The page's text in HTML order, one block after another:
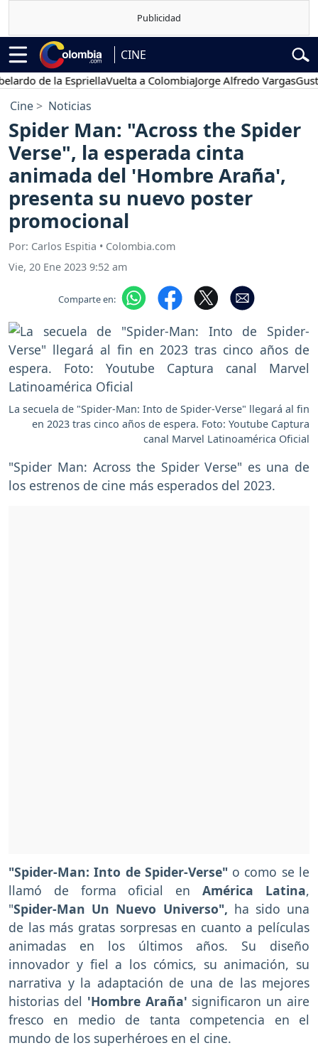
CINE
de la EspriellaVuelta a ColombiaJorge Alfredo VargasGustavo
Cine Noticias
Spider Man: "Across the Spider
Verse", la esperada cinta
animada del 'Hombre Araña',
presenta su nuevo poster
promocional
Por: Carlos Espitia • Colombia.com
Vie, 20 Ene 2023 9:52 am
Comparte en:
La secuela de "Spider-Man: Into de Spider-Verse" llegará al fin
en 2023 tras cinco años de espera. Foto: Youtube Captura
canal Marvel Latinoamérica Oficial
"Spider Man: Across the Spider Verse" es una de
los estrenos de cine más esperados del 2023.
"Spider-Man: Into de Spider-Verse" o como se le
llamó de forma oficial enAmérica Latina,
"Spider-Man Un Nuevo Universo", ha sido una
de las más gratas sorpresas en cuanto a películas
animadas en los últimos años. Su diseño
innovador y fiel a los cómics, su animación, su
narrativa y la adaptación de una de las mejores
historias del 'Hombre Araña' significaron un aire
fresco en medio de tanta competencia en el
mundo de los superhéroes en el cine.